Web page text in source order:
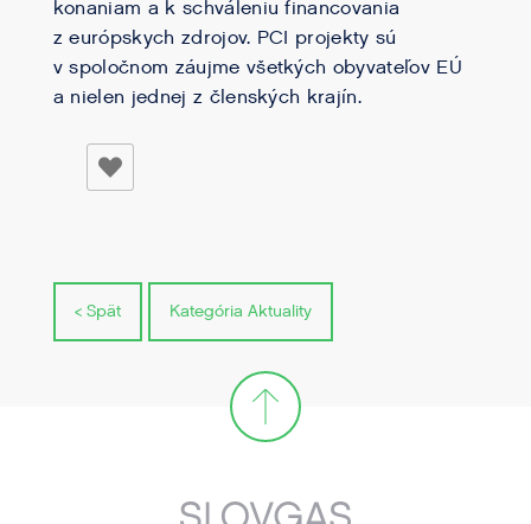
konaniam a k schváleniu financovania
z európskych zdrojov. PCI projekty sú
v spoločnom záujme všetkých obyvateľov EÚ
a nielen jednej z členských krajín.
< Spät Kategória Aktuality